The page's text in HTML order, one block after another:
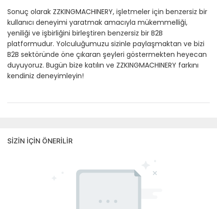
Sonuç olarak ZZKINGMACHINERY, işletmeler için benzersiz bir
kullanıcı deneyimi yaratmak amacıyla mükemmelliği,
yeniliği ve işbirliğini birleştiren benzersiz bir B2B
platformudur. Yolculuğumuzu sizinle paylaşmaktan ve bizi
B2B sektöründe öne çıkaran şeyleri göstermekten heyecan
duyuyoruz. Bugün bize katılın ve ZZKINGMACHINERY farkını
kendiniz deneyimleyin!
SIZIN IÇIN ÖNERILIR